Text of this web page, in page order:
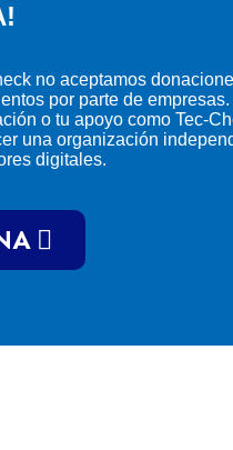
no aceptamos
por parte de
o tu apoyo como Tec-
una organización
digitales.​